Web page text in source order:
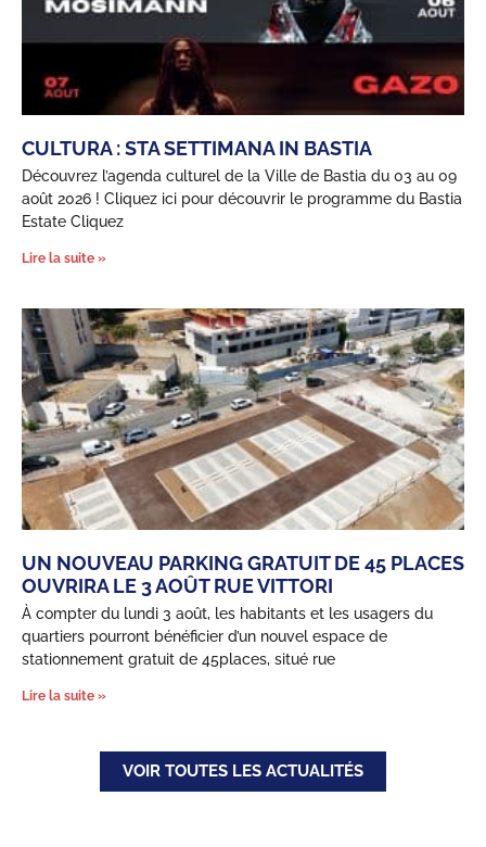
CULTURA : STA SETTIMANA IN BASTIA
Découvrez l’agenda culturel de la Ville de Bastia du 03 au 09
août 2026 ! Cliquez ici pour découvrir le programme du Bastia
Estate Cliquez
Lire la suite »
UN NOUVEAU PARKING GRATUIT DE 45 PLACES
OUVRIRA LE 3 AOÛT RUE VITTORI
À compter du lundi 3 août, les habitants et les usagers du
quartiers pourront bénéficier d’un nouvel espace de
stationnement gratuit de 45places, situé rue
Lire la suite »
VOIR TOUTES LES ACTUALITÉS